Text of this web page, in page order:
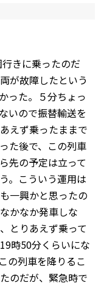
きに乗ったのだ
が故障したという
った。５分ちょっ
いので振替輸送を
えず乗ったままで
た後で、この列車
先の予定は立って
。こういう運用は
一興かと思ったの
かなか発車しな
とりあえず乗って
時50分くらいにな
の列車を降りるこ
のだが、緊急時で